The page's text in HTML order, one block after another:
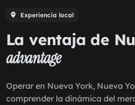
Experiencia local
La ventaja de
advantage
Operar en Nueva York, Nueva
comprender la dinámica del